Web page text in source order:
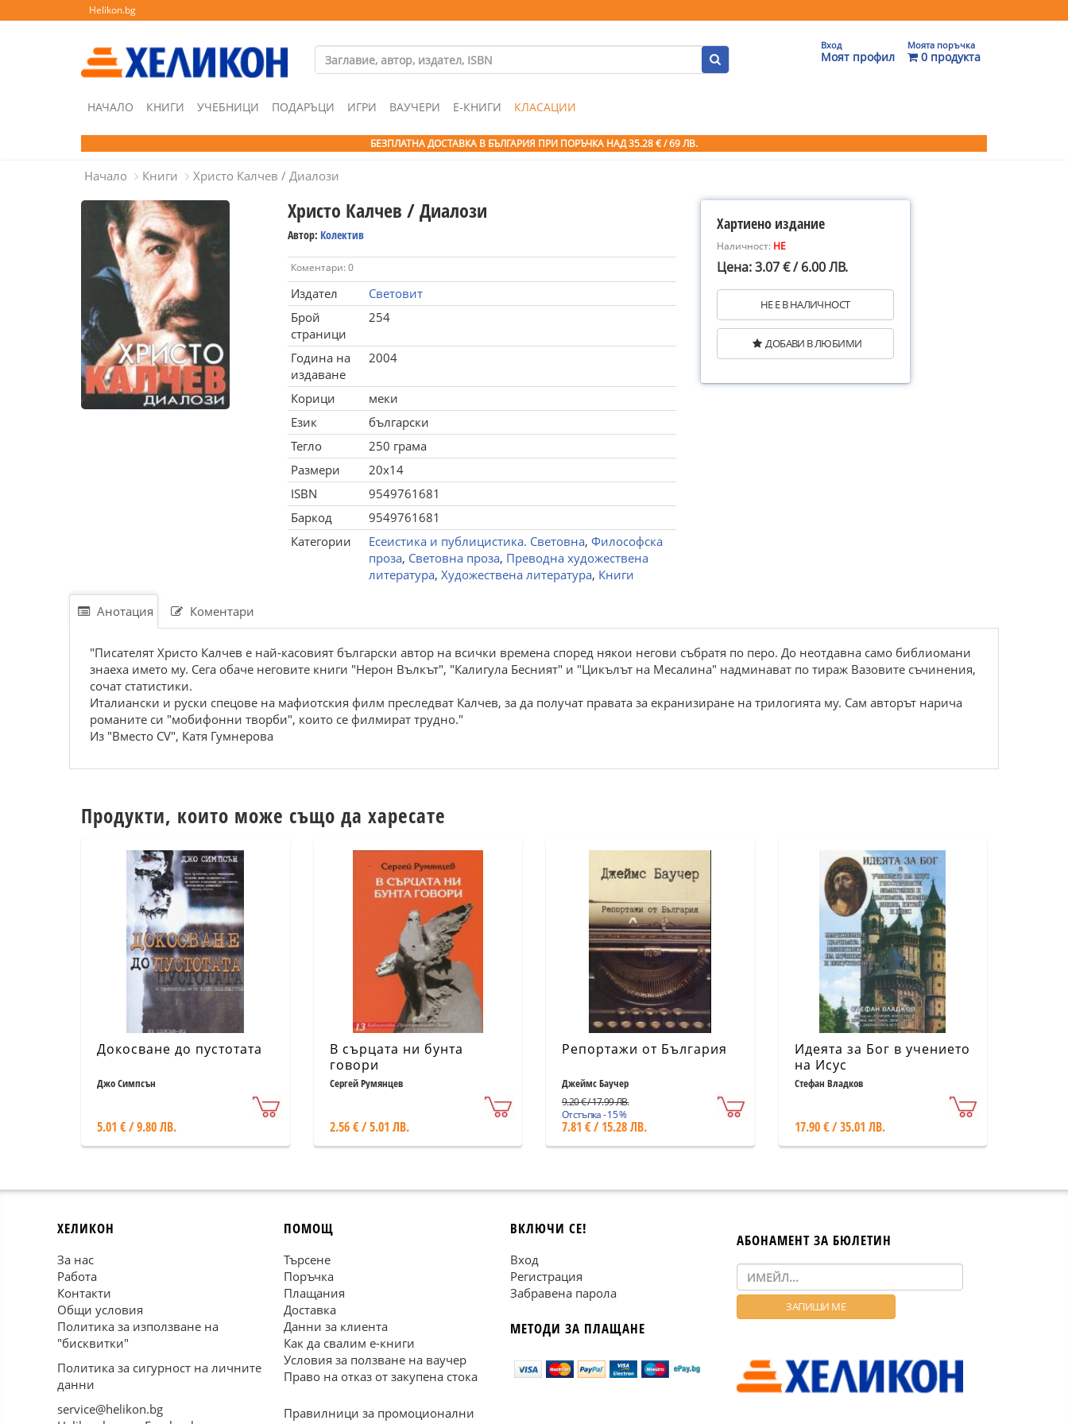
Helikon.bg
Вход
Моят профил
Моята поръчка
0 продукта
НАЧАЛО КНИГИ УЧЕБНИЦИ ПОДАРЪЦИ ИГРИ ВАУЧЕРИ Е-КНИГИ КЛАСАЦИИ
БЕЗПЛАТНА ДОСТАВКА В БЪЛГАРИЯ ПРИ ПОРЪЧКА НАД 35.28 € / 69 ЛВ.
Начало Книги Христо Калчев / Диалози
Христо Калчев / Диалози
Автор: Колектив
Коментари: 0
Издател
Световит
Брой
страници
254
Година на
издаване
2004
Корици
меки
Език
български
Тегло
250 грама
Размери
20x14
ISBN
9549761681
Баркод
9549761681
Категории
Есеистика и публицистика. Световна, Философска
проза, Световна проза, Преводна художествена
литература, Художествена литература, Книги
Хартиено издание
Наличност: НЕ
Цена: 3.07 € / 6.00 ЛВ.
НЕ Е В НАЛИЧНОСТ
ДОБАВИ В ЛЮБИМИ
Анотация Коментари
"Писателят Христо Калчев е най-касовият български автор на всички времена според някои негови събратя по перо. До неотдавна само библиомани
знаеха името му. Сега обаче неговите книги "Нерон Вълкът", "Калигула Бесният" и "Цикълът на Месалина" надминават по тираж Вазовите съчинения,
сочат статистики.
Италиански и руски спецове на мафиотския филм преследват Калчев, за да получат правата за екранизиране на трилогията му. Сам авторът нарича
романите си "мобифонни творби", които се филмират трудно."
Из "Вместо CV", Катя Гумнерова
Продукти, които може също да харесате
Докосване до пустотата
Джо Симпсън
5.01 € / 9.80 ЛВ.
В сърцата ни бунта
говори
Сергей Румянцев
2.56 € / 5.01 ЛВ.
Репортажи от България
Джеймс Баучер
9.20 € / 17.99 ЛВ.
Отстъпка - 15 %
7.81 € / 15.28 ЛВ.
Идеята за Бог в учението
на Исус
Стефан Владков
17.90 € / 35.01 ЛВ.
ХЕЛИКОН
За нас
Работа
Контакти
Общи условия
Политика за използване на
"бисквитки"
Политика за сигурност на личните
данни
service@helikon.bg
ПОМОЩ
Търсене
Поръчка
Плащания
Доставка
Данни за клиента
Как да свалим е-книги
Условия за ползване на ваучер
Право на отказ от закупена стока
Правилници за промоционални
ВКЛЮЧИ СЕ!
Вход
Регистрация
Забравена парола
МЕТОДИ ЗА ПЛАЩАНЕ
АБОНАМЕНТ ЗА БЮЛЕТИН